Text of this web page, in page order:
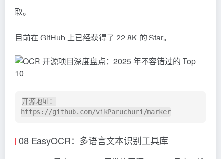
Marker 可以调用大语言模型（如 Gemini、Ollama）优
化结果，例如跨页表格合并、公式格式化、表单数据提
目前在 GitHub 上已经获得了 22.8K 的 Star。
开源地址：